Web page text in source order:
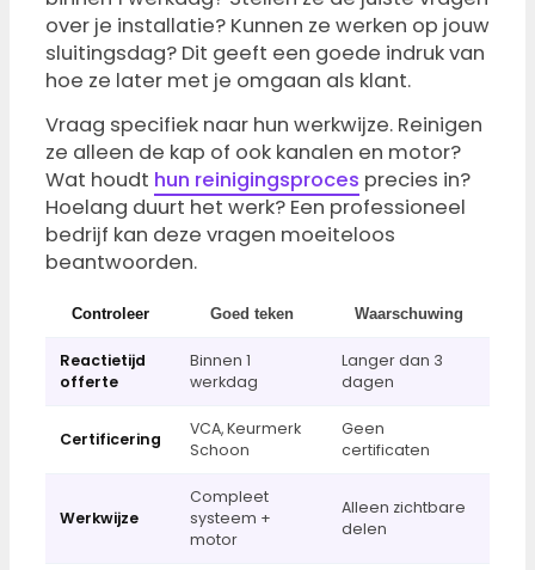
over je installatie? Kunnen ze werken op jouw
sluitingsdag? Dit geeft een goede indruk van
hoe ze later met je omgaan als klant.
Vraag specifiek naar hun werkwijze. Reinigen
ze alleen de kap of ook kanalen en motor?
Wat houdt hun reinigingsproces precies in?
Hoelang duurt het werk? Een professioneel
bedrijf kan deze vragen moeiteloos
beantwoorden.
Controleer Goed teken Waarschuwing
Reactietijd
offerte
Binnen 1
werkdag
Langer dan 3
dagen
Certificering
VCA, Keurmerk
Schoon
Geen
certificaten
Werkwijze
Compleet
systeem +
motor
Alleen zichtbare
delen